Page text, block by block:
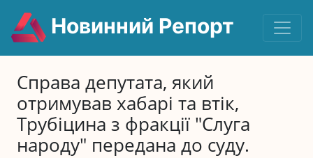
Новинний Репорт
Справа депутата, який
отримував хабарі та втік,
Трубіцина з фракції "Слуга
народу" передана до суду.